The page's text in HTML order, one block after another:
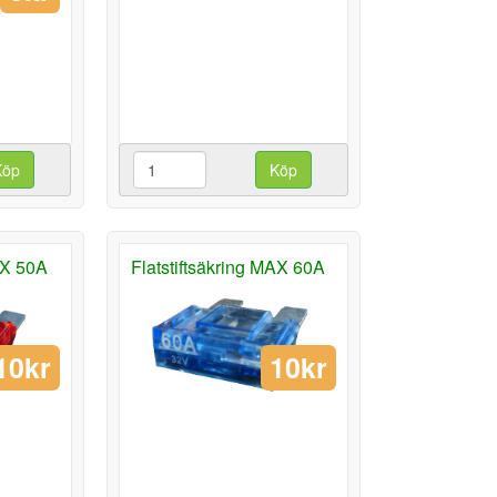
Köp
50A Flatstiftsäkring MAX 60A
10kr